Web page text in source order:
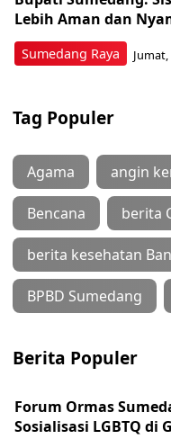
Sumedang Raya
Lebih Aman dan
Jumat,
Tag Populer
Agama angin
Bencana berita
berita kesehatan
BPBD Sumedang
Berita Populer
Forum Ormas
Sosialisasi LGBTQ di